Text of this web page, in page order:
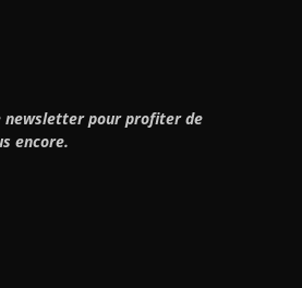
newsletter pour profiter de
encore.